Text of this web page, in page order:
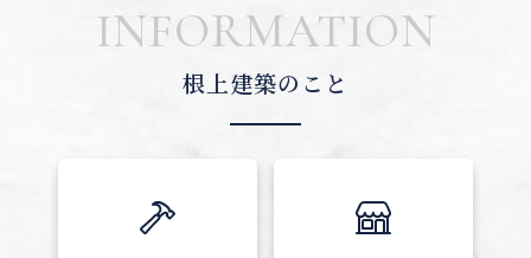
INFORMATION
根上建築のこと